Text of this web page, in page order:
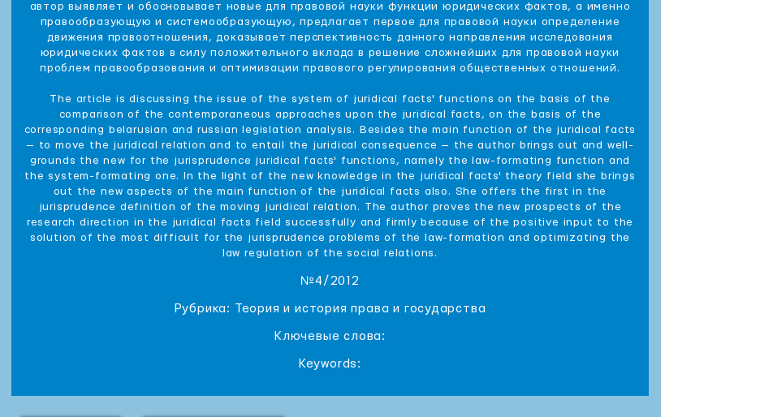
автор выявляет и обосновывает новые для правовой науки функции юридических фактов, а именно
правообразующую и системообразующую, предлагает первое для правовой науки определение
движения правоотношения, доказывает перспективность данного направления исследования
юридических фактов в силу положительного вклада в решение сложнейших для правовой науки
проблем правообразования и оптимизации правового регулирования общественных отношений.
The article is discussing the issue of the system of juridical facts' functions on the basis of the
comparison of the contemporaneous approaches upon the juridical facts, on the basis of the
corresponding belarusian and russian legislation analysis. Besides the main function of the juridical facts
— to move the juridical relation and to entail the juridical consequence — the author brings out and well-
grounds the new for the jurisprudence juridical facts' functions, namely the law-formating function and
the system-formating one. In the light of the new knowledge in the juridical facts' theory field she brings
out the new aspects of the main function of the juridical facts also. She offers the first in the
jurisprudence definition of the moving juridical relation. The author proves the new prospects of the
research direction in the juridical facts field successfully and firmly because of the positive input to the
solution of the most difficult for the jurisprudence problems of the law-formation and optimizating the
law regulation of the social relations.
№4/2012
Рубрика: Теория и история права и государства
Ключевые слова:
Keywords: